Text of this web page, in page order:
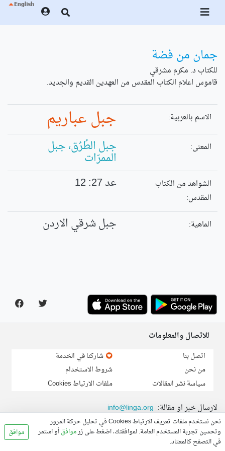
جمان من فضة
للكتاب د. مكرم مشرقي
قاموس اعلام الكتاب المقدس من العهدين القديم والجديد.
الاسم بالعربية: جبل عباريم
المعنى: جبل الطُرُق، جبل
الممرّات
الشواهد من الكتاب
المقدس:
عد 27: 12
الماهية: جبل شرقي الاردن
للاتصال والمعلومات
اتصل بنا
من نحن
سياسة نشر المقالات
شاركنا في الخدمة
شروط الاستخدام
ملفات الارتباط Cookies
لارسال خبر او مقالة: info@linga.org
© 2026, Linga.org all rights reserved.
نحن نستخدم ملفات تعريف الارتباط Cookies في تحليل حركة المرور
وتحسين تجربة المستخدم العامة. لموافقتك، اضغط على زرموافقأو استمر
في التصفح كالمعتاد.
موافق